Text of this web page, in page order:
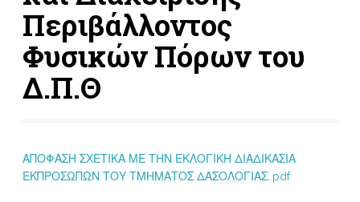
Περιβάλλοντος
Φυσικών Πόρων του
Δ.Π.Θ
ΑΠΟΦΑΣΗ ΣΧΕΤΙΚΑ ΜΕ ΤΗΝ ΕΚΛΟΓΙΚΗ ΔΙΑΔΙΚΑΣΙΑ
ΕΚΠΡΟΣΩΠΩΝ ΤΟΥ ΤΜΗΜΑΤΟΣ ΔΑΣΟΛΟΓΙΑΣ..pdf